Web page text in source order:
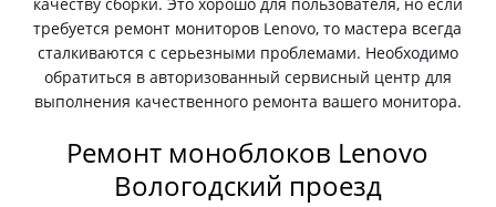
требуется ремонт мониторов Lenovo, то мастера всегда
сталкиваются с серьезными проблемами. Необходимо
обратиться в авторизованный сервисный центр для
выполнения качественного ремонта вашего монитора.
Ремонт моноблоков Lenovo
Вологодский проезд